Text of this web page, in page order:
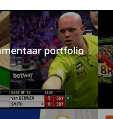
portfolio